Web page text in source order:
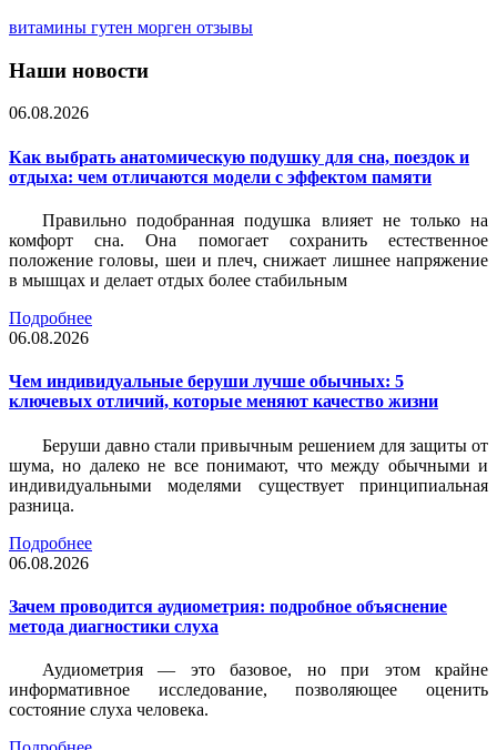
витамины гутен морген отзывы
Наши новости
06.08.2026
Как выбрать анатомическую подушку для сна, поездок и
отдыха: чем отличаются модели с эффектом памяти
Правильно подобранная подушка влияет не только на
комфорт сна. Она помогает сохранить естественное
положение головы, шеи и плеч, снижает лишнее напряжение
в мышцах и делает отдых более стабильным
Подробнее
06.08.2026
Чем индивидуальные беруши лучше обычных: 5
ключевых отличий, которые меняют качество жизни
Беруши давно стали привычным решением для защиты от
шума, но далеко не все понимают, что между обычными и
индивидуальными моделями существует принципиальная
разница.
Подробнее
06.08.2026
Зачем проводится аудиометрия: подробное объяснение
метода диагностики слуха
Аудиометрия — это базовое, но при этом крайне
информативное исследование, позволяющее оценить
состояние слуха человека.